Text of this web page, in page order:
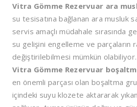
Vitra Gömme Rezervuar ara
su tesisatına bağlanan ara musluk
servis amaçlı müdahale sırasında
su gelişini engelleme ve parçaların
değiştirilebilmesi mümkün olabiliyor.
Vitra Gömme Rezervuar
en önemli parçası olan boşaltma
içindeki suyu klozete aktararak